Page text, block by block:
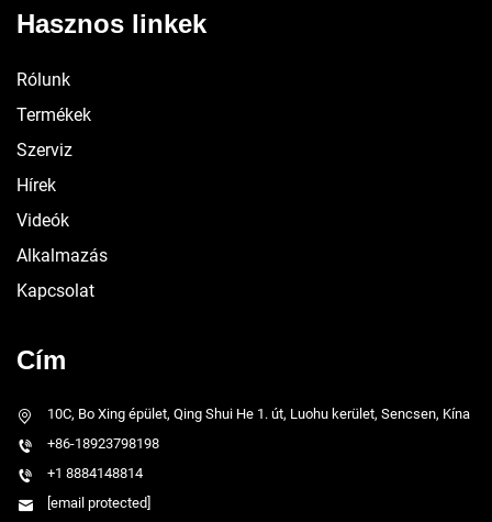
Hasznos linkek
Rólunk
Termékek
Szerviz
Hírek
Videók
Alkalmazás
Kapcsolat
Cím
10C, Bo Xing épület, Qing Shui He 1. út, Luohu kerület, Sencsen, Kína
+86-18923798198
+1 8884148814
[email protected]